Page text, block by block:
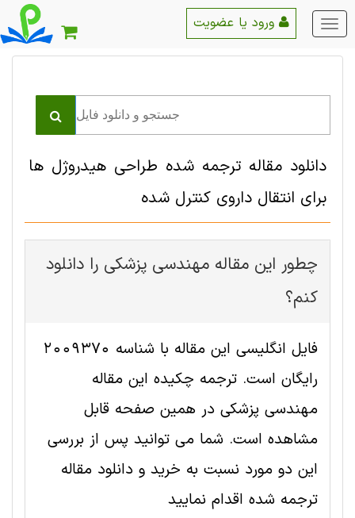
منو
اصلی
دانلود مقاله ترجمه شده طراحی هیدروژل ها
برای انتقال داروی کنترل شده
چطور این مقاله مهندسی پزشکی را دانلود
کنم؟
فایل انگلیسی این مقاله با شناسه 2009370
رایگان است. ترجمه چکیده این مقاله
مهندسی پزشکی در همین صفحه قابل
مشاهده است. شما می توانید پس از بررسی
این دو مورد نسبت به خرید و دانلود مقاله
ترجمه شده اقدام نمایید